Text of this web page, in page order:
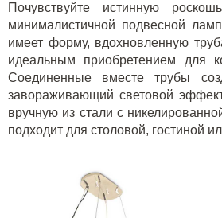
Почувствуйте истинную
минималистичной подвесной
имеет форму, вдохновленную
идеальным приобретением для
Соединенные вместе трубы
завораживающий световой
вручную из стали с
подходит для столовой, гостиной